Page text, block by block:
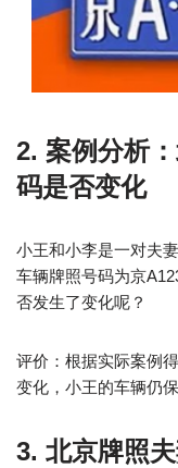
2. 案例分析
码是否变化
小王和小李是一对夫
车辆牌照号码为京
否发生了变化呢？
评价：根据实际案例
变化，小王的车辆仍
3. 北京牌照